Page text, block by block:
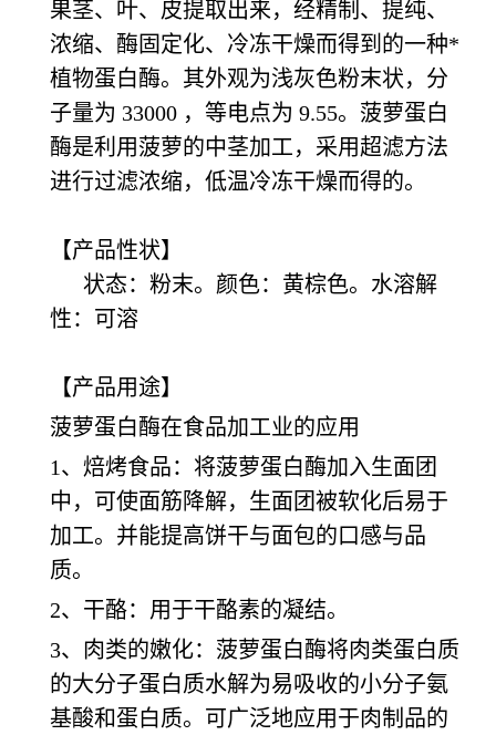
果茎、叶、皮提取出来，经精制、提纯、
浓缩、酶固定化、冷冻干燥而得到的一种*
植物蛋白酶。其外观为浅灰色粉末状，分
子量为 33000 ，等电点为 9.55。菠萝蛋白
酶是利用菠萝的中茎加工，采用超滤方法
进行过滤浓缩，低温冷冻干燥而得的。
【产品性状】
状态：粉末。颜色：黄棕色。水溶解
性：可溶
【产品用途】
菠萝蛋白酶在食品加工业的应用
1、焙烤食品：将菠萝蛋白酶加入生面团
中，可使面筋降解，生面团被软化后易于
加工。并能提高饼干与面包的口感与品
质。
2、干酪：用于干酪素的凝结。
3、肉类的嫩化：菠萝蛋白酶将肉类蛋白质
的大分子蛋白质水解为易吸收的小分子氨
基酸和蛋白质。可广泛地应用于肉制品的